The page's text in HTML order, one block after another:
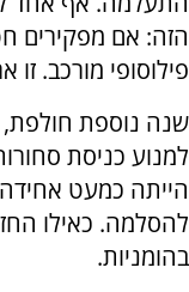
הזה: אם מפקירים
פילוסופי מורכב.
שנה נוספת
למנוע כניסת
הייתה כמעט
להסלמה. כאילו
בהומניות.